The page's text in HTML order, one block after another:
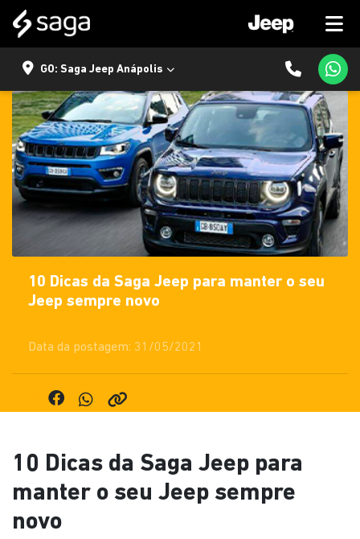
GO: Saga Jeep Anápolis
10 Dicas da Saga Jeep para manter o seu
Jeep sempre novo
Data da postagem: 31/05/2021
10 Dicas da Saga Jeep para
manter o seu Jeep sempre
novo